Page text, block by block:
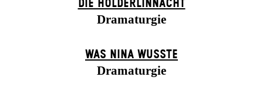
DIE HÖLDERLINNACHT
Dramaturgie
WAS NINA WUSSTE
Dramaturgie